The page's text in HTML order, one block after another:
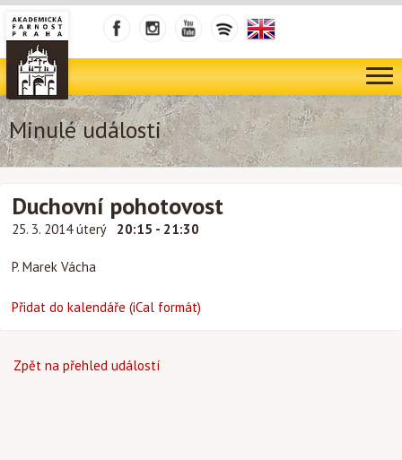
Minulé události
Duchovní pohotovost
25. 3. 2014 úterý 20:15 - 21:30
P. Marek Vácha
Přidat do kalendáře (iCal formát)
Zpět na přehled událostí